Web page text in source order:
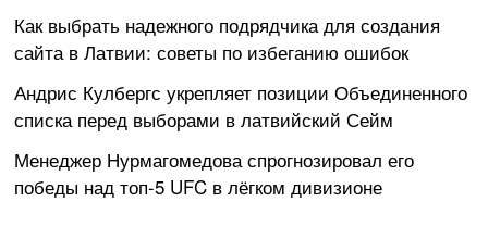
Как выбрать надежного подрядчика для создания
сайта в Латвии: советы по избеганию ошибок
Андрис Кулбергс укрепляет позиции Объединенного
списка перед выборами в латвийский Сейм
Менеджер Нурмагомедова спрогнозировал его
победы над топ-5 UFC в лёгком дивизионе